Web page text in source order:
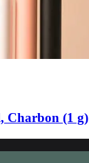
Charbon (1 g)